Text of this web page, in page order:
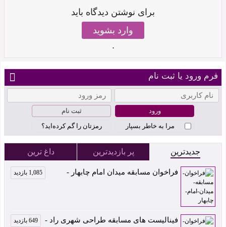
برای نوشتن دیدگاه باید
وارد بشوید
.
فرم ورود یا ثبت نام
ثبت نام
مرا به خاطر بسپار
رمزتان را گم کرده‌اید؟
جدیدترین پر بازدیدترین داغ ترین
فراخوان مسابقه میدان امام چابهار - 1,085 بازدید
فینالیست های مسابقه طراحی شهری راد - 649 بازدید